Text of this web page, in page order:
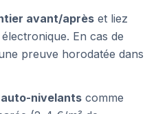
avant/après et liez
En cas de
preuve horodatée dans
nivelants comme